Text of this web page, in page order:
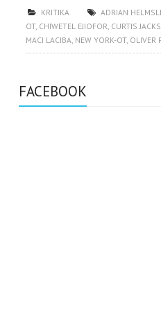
KRITIKA ADRIAN
OT, CHIWETEL EJIOFOR, CURTIS
MACI LACIBA, NEW YORK-OT, OLIVER
FACEBOOK